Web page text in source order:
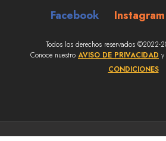
Facebook Instagram
Todos los derechos reservados ©2022-
Conoce nuestro AVISO DE PRIVACIDAD
CONDICIONES